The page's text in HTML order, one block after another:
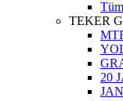
TEKER
20